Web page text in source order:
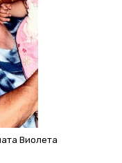
Виолета